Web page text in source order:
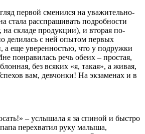
первой сменился на уважительно-
стала расспрашивать подробности
на складе продукции), и вторая по-
делилась с ней опытом первых
еще уверенностью, что у подружки
понравилась речь обеих – простая,
без всяких «я, такая», а живая,
вам, девчонки! На экзаменах и в
– услышала я за спиной и быстро
перехватил руку малыша,